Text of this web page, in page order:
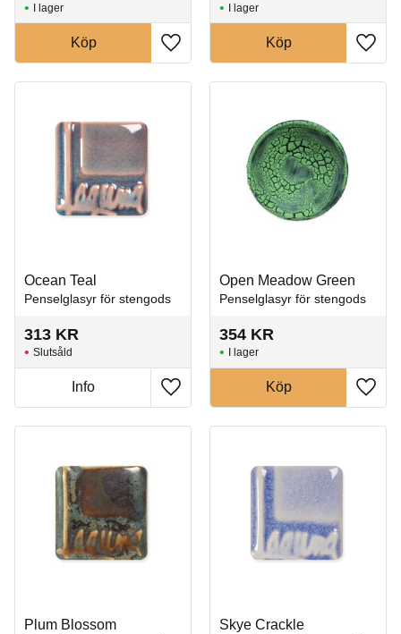
Lägg till i favoriter
I lager
Köp
Lägg
I lager
Köp
Ocean Teal
Penselglasyr för stengods
313 KR
Lägg till i favoriter
Slutsåld
Info
Open Meadow Green
Penselglasyr för stengods
354 KR
Lägg
I lager
Köp
Plum Blossom Skye Crackle